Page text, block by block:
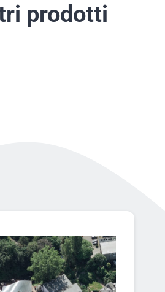
prodotti